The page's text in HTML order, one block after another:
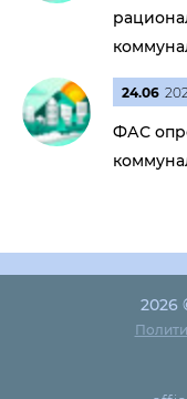
24.06
ФАС
2026